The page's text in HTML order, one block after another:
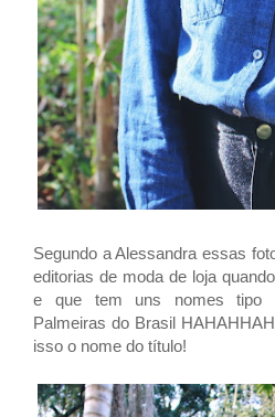
Segundo a Alessandra essas
editorias de moda de loja
e que tem uns nomes tipo
Palmeiras do Brasil
isso o nome do título!